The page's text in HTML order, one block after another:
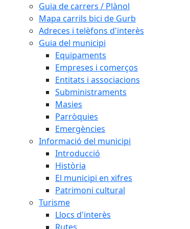
Guia de carrers / Plànol
Mapa carrils bici de Gurb
Adreces i telèfons d'interès
Guia del municipi
Equipaments
Empreses i comerços
Entitats i associacions
Subministraments
Masies
Parròquies
Emergències
Informació del municipi
Introducció
Història
El municipi en xifres
Patrimoni cultural
Turisme
Llocs d'interès